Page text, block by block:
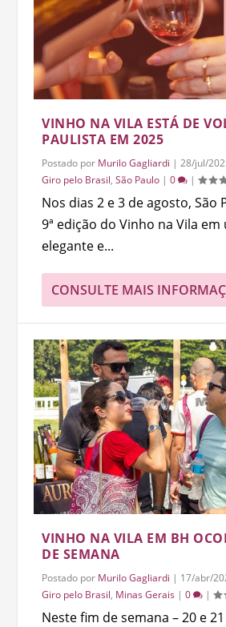
VINHO NA VILA ESTÁ DE
PAULISTA EM 2025
Postado por Murilo Gagliardi |28/jul/
Giro pelo Brasil,São Paulo |0 |
Nos dias 2 e 3 de agosto, São
9ª edição do Vinho na Vila
elegante e...
CONSULTE MAIS
VINHO NA VILA EM BH
DE SEMANA
Postado por Murilo Gagliardi | 17/abr/
Giro pelo Brasil, Minas Gerais |0 |
Neste fim de semana – 20 e